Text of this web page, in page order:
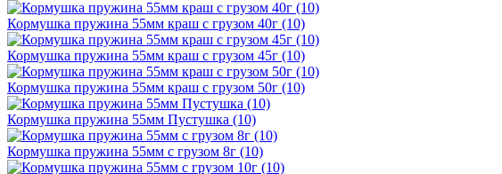
Кормушка пружина 55мм краш с грузом 40г (10)
Кормушка пружина 55мм краш с грузом 45г (10)
Кормушка пружина 55мм краш с грузом 50г (10)
Кормушка пружина 55мм Пустушка (10)
Кормушка пружина 55мм с грузом 8г (10)